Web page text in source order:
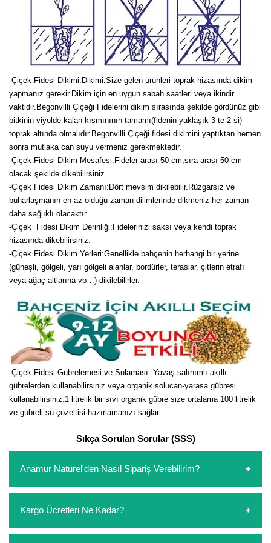
-Çiçek Fidesi Dikimi: Dikimi:Size gelen ürünleri toprak hizasında dikim
yapmanız gerekir.Dikim için en uygun sabah saatleri veya ikindir
vaktidir.Begonvilli Çiçeği Fidelerini dikim sırasında şekilde gördünüz gibi
bitkinin viyolde kalan kısmınının tamamı(fidenin yaklaşık 3 te 2 si)
toprak altında olmalıdır.Begonvilli Çiçeği fidesi dikimini yaptıktan hemen
sonra mutlaka can suyu vermeniz gerekmektedir.
-Çiçek Fidesi Dikim Mesafesi:Fideler arası 50 cm,sıra arası 50 cm
olacak şekilde dikebilirsiniz.
-Çiçek Fidesi Dikim Zamanı:Dört mevsim dikilebilir.Rüzgarsız ve
buharlaşmanın en az olduğu zaman dilimlerinde dikmeniz her zaman
daha sağlıklı olacaktır.
-Çiçek Fidesi Dikim Derinliği:Fidelerinizi saksı veya kendi toprak
hizasında dikebilirsiniz.
-Çiçek Fidesi Dikim Yerleri:Genellikle bahçenin herhangi bir yerine
(güneşli, gölgeli, yarı gölgeli alanlar, bordürler, teraslar, çitlerin etrafı
veya ağaç altlarına vb…) dikilebilirler.
-Çiçek Fidesi Gübrelemesi ve Sulaması :Yavaş salınımlı akıllı
gübrelerden kullanabilirsiniz veya organik solucan-yarasa gübresi
kullanabilirsiniz.1 litrelik bir sıvı organik gübre size ortalama 100 litrelik
ve gübreli su çözeltisi hazırlamanızı sağlar.
Sıkça Sorulan Sorular (SSS)
Anamur Naturel'den Nasıl Sipariş Verebilirim?
oluşturarak,iletişim numaralarımızdan bizi arayarak veya
whatsapp hattımızdan bizlere isteklerinizi yazarak sipariş
Kargo Ücretleri Ne Kadar?